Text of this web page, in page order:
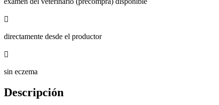

directamente desde el productor

sin eczema
Descripción